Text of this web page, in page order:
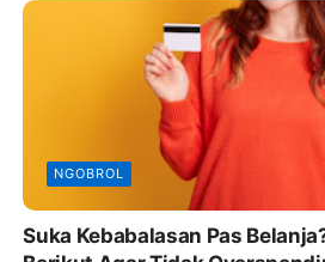
NGOBROL
Suka Kebabalasan Pas